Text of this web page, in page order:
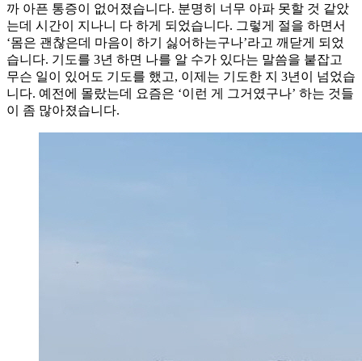
까 아픈 통증이 없어졌습니다. 분명히 너무 아파 못할 것 같았
는데 시간이 지나니 다 하게 되었습니다. 그렇게 절을 하면서
‘몸은 괜찮은데 마음이 하기 싫어하는구나’라고 깨닫게 되었
습니다. 기도를 3년 하면 나를 알 수가 있다는 말씀을 붙잡고
무슨 일이 있어도 기도를 했고, 이제는 기도한 지 3년이 넘었습
니다. 예전에 몰랐는데 요즘은 ‘이런 게 그거였구나’ 하는 것들
이 좀 많아졌습니다.